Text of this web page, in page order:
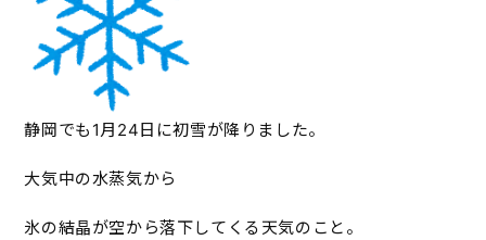
静岡でも1月24日に初雪が降りました。
大気中の水蒸気から
氷の結晶が空から落下してくる天気のこと。